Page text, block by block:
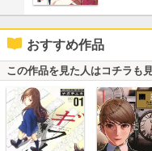
おすすめ作品
この作品を見た人はコチラも